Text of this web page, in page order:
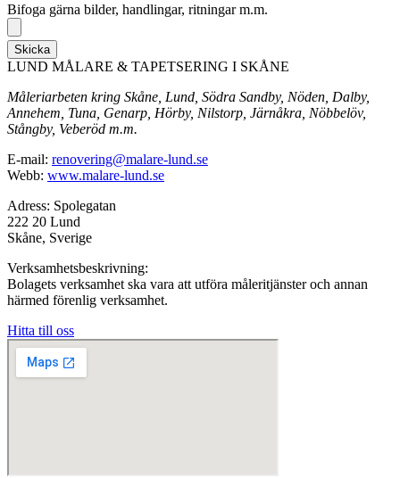
Bifoga gärna bilder, handlingar, ritningar m.m.
Skicka
LUND MÅLARE & TAPETSERING I SKÅNE
Måleriarbeten kring Skåne, Lund, Södra Sandby, Nöden, Dalby,
Annehem, Tuna, Genarp, Hörby, Nilstorp, Järnåkra, Nöbbelöv,
Stångby, Veberöd m.m.
E-mail: renovering@malare-lund.se
Webb: www.malare-lund.se
Adress: Spolegatan
222 20 Lund
Skåne, Sverige
Verksamhetsbeskrivning:
Bolagets verksamhet ska vara att utföra måleritjänster och annan
härmed förenlig verksamhet.
Hitta till oss